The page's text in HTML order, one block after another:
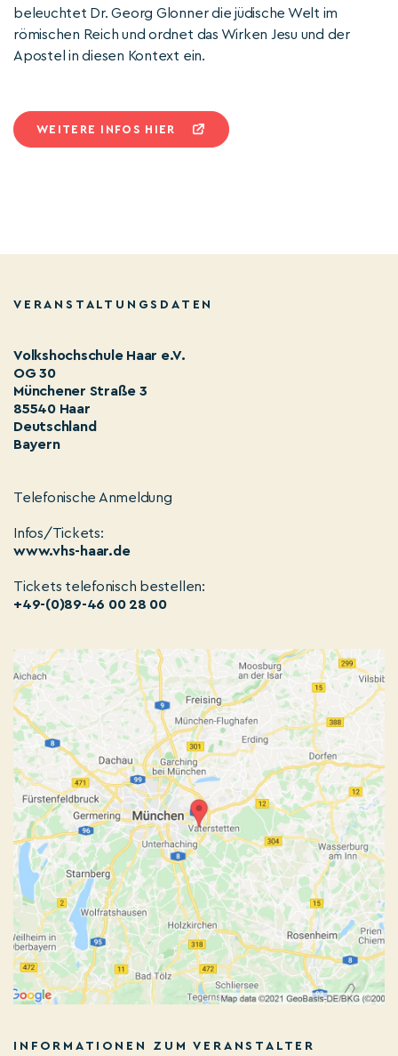
beleuchtet Dr. Georg Glonner die jüdische Welt im
römischen Reich und ordnet das Wirken Jesu und der
Apostel in diesen Kontext ein.
WEITERE INFOS HIER
VERANSTALTUNGSDATEN
Volkshochschule Haar e.V.
OG 30
Münchener Straße 3
85540 Haar
Deutschland
Bayern
Telefonische Anmeldung
Infos/Tickets:
www.vhs-haar.de
Tickets telefonisch bestellen:
+49-(0)89-46 00 28 00
INFORMATIONEN ZUM VERANSTALTER